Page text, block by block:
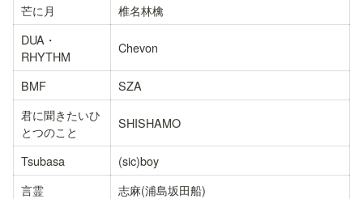
芒に月
椎名林檎
DUA・
RHYTHM
Chevon
BMF
SZA
君に聞きたいひ
とつのこと
SHISHAMO
Tsubasa
(sic)boy
言霊
志麻(浦島坂田船)